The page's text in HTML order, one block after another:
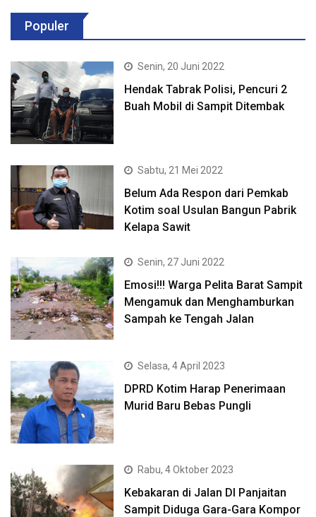
Populer
Senin, 20 Juni 2022
Hendak Tabrak Polisi, Pencuri 2
Buah Mobil di Sampit Ditembak
Sabtu, 21 Mei 2022
Belum Ada Respon dari Pemkab
Kotim soal Usulan Bangun Pabrik
Kelapa Sawit
Senin, 27 Juni 2022
Emosi!!! Warga Pelita Barat Sampit
Mengamuk dan Menghamburkan
Sampah ke Tengah Jalan
Selasa, 4 April 2023
DPRD Kotim Harap Penerimaan
Murid Baru Bebas Pungli
Rabu, 4 Oktober 2023
Kebakaran di Jalan DI Panjaitan
Sampit Diduga Gara-Gara Kompor